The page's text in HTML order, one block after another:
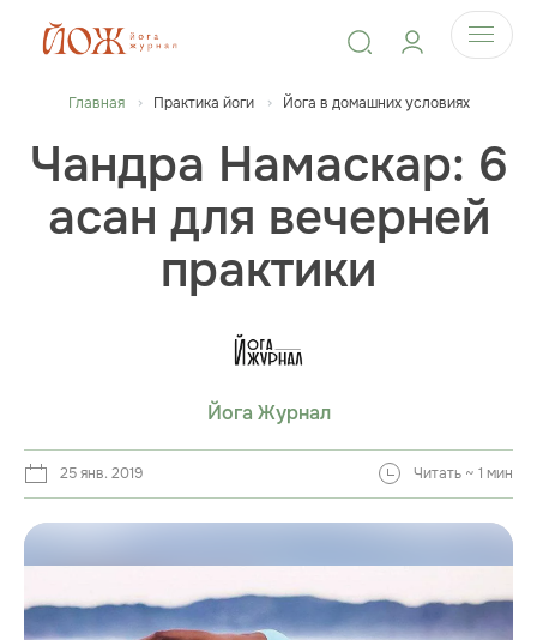
Главная Практика йоги Йога в домашних условиях
Чандра Намаскар: 6
асан для вечерней
практики
Йога Журнал
25 янв. 2019 Читать ~ 1 мин